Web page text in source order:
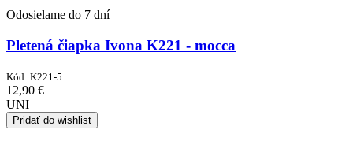
Odosielame do 7 dní
Pletená čiapka Ivona K221 - mocca
Kód: K221-5
12,90 €
UNI
Pridať do wishlist